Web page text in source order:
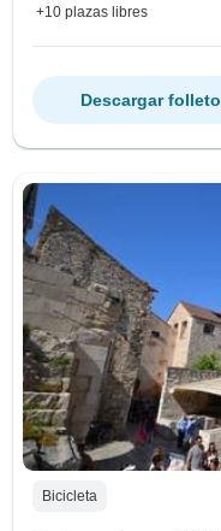
+10 plazas libres
Descargar folleto
Bicicleta